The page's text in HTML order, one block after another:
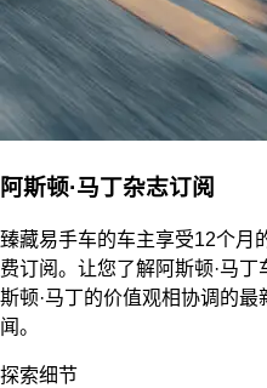
阿斯顿·马丁杂志订阅
臻藏易手车的车主享受12个月
费订阅。让您了解阿斯顿·马
斯顿·马丁的价值观相协调的
闻。
探索细节